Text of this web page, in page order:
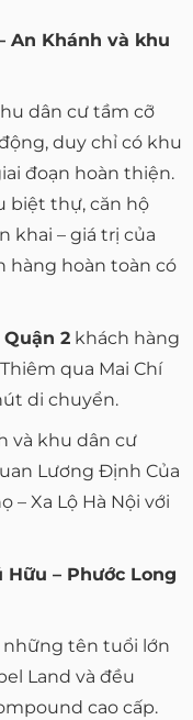
An Khánh và khu
dân cư tầm cỡ
duy chỉ có khu
đoạn hoàn thiện.
biệt thự, căn hộ
khai – giá trị của
hàng hoàn toàn có
2 khách hàng
qua Mai Chí
di chuyển.
và khu dân cư
Lương Định Của
– Xa Lộ Hà Nội với
– Phước Long
những tên tuổi lớn
Land và đều
cao cấp.